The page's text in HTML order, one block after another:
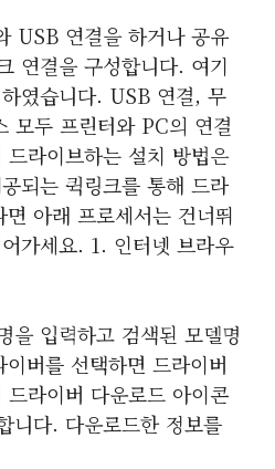
USB 연결을 하거나 공유
연결을 구성합니다. 여기
였습니다. USB 연결, 무
모두 프린터와 PC의 연결
라이브하는 설치 방법은
되는 퀵링크를 통해 드라
아래 프로세서는 건너뛰
가세요. 1. 인터넷 브라우
을 입력하고 검색된 모델명
버를 선택하면 드라이버
라이버 다운로드 아이콘
니다. 다운로드한 정보를